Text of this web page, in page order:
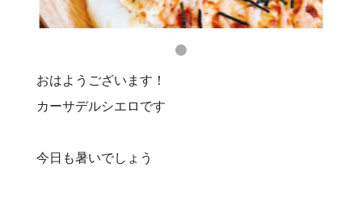
おはようございます！
カーサデルシエロです
今日も暑いでしょう